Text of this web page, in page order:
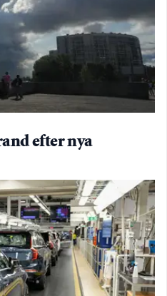
efter nya